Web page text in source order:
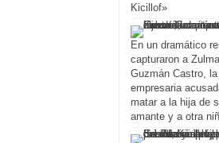
Kicillof»
En un dramático
capturaron a Zulma
Guzmán Castro, la
empresaria
matar a la hija de
amante y a otra